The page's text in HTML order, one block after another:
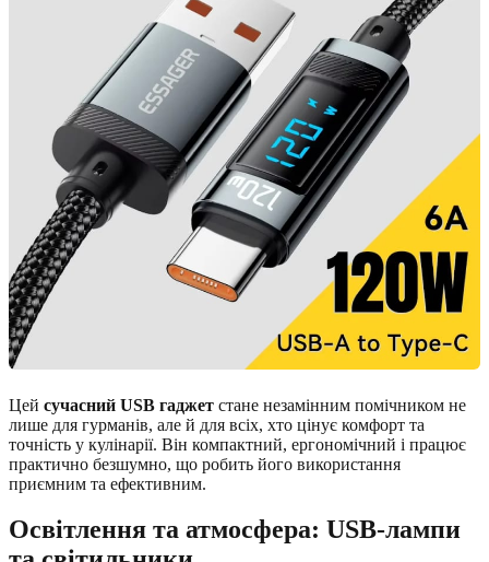
Цей сучасний USB гаджет стане незамінним помічником не
лише для гурманів, але й для всіх, хто цінує комфорт та
точність у кулінарії. Він компактний, ергономічний і працює
практично безшумно, що робить його використання
приємним та ефективним.
Освітлення та атмосфера: USB-лампи